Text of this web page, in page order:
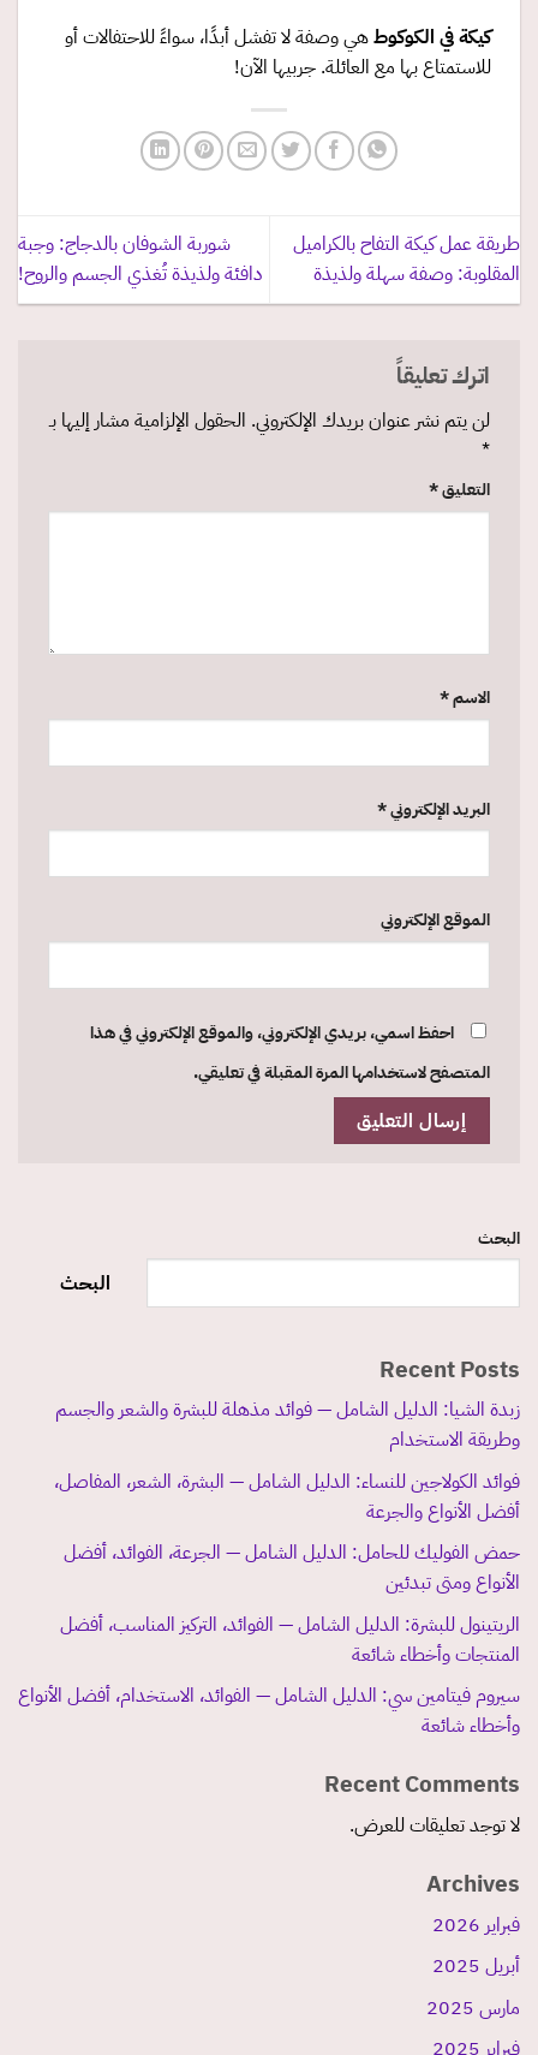
البحث
البحث
Recent Posts
زبدة الشيا: الدليل الشامل — فوائد مذهلة للبشرة والشعر والجسم
وطريقة الاستخدام
فوائد الكولاجين للنساء: الدليل الشامل — البشرة، الشعر، المفاصل،
أفضل الأنواع والجرعة
حمض الفوليك للحامل: الدليل الشامل — الجرعة، الفوائد، أفضل
الأنواع ومتى تبدئين
الريتينول للبشرة: الدليل الشامل — الفوائد، التركيز المناسب، أفضل
المنتجات وأخطاء شائعة
سيروم فيتامين سي: الدليل الشامل — الفوائد، الاستخدام، أفضل الأنواع
وأخطاء شائعة
Recent Comments
لا توجد تعليقات للعرض.
Archives
فبراير 2026
أبريل 2025
مارس 2025
كيكة في الكوكوطهي وصفة لا تفشل أبدًا، سواءً للاحتفالات أو
للاستمتاع بها مع العائلة. جربيها الآن!
طريقة عمل كيكة التفاح بالكراميل
المقلوبة: وصفة سهلة ولذيذة
شوربة الشوفان بالدجاج: وجبة
دافئة ولذيذة تُغذي الجسم والروح!
اترك تعليقاً
لن يتم نشر عنوان بريدك الإلكتروني. الحقول الإلزامية مشار إليها بـ
*
التعليق*
الاسم*
البريد الإلكتروني*
الموقع الإلكتروني
احفظ اسمي، بريدي الإلكتروني، والموقع الإلكتروني في هذا
المتصفح لاستخدامها المرة المقبلة في تعليقي.